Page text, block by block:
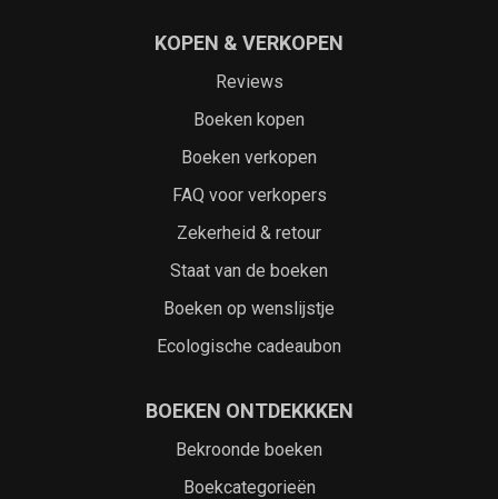
KOPEN & VERKOPEN
Reviews
Boeken kopen
Boeken verkopen
FAQ voor verkopers
Zekerheid & retour
Staat van de boeken
Boeken op wenslijstje
Ecologische cadeaubon
BOEKEN ONTDEKKKEN
Bekroonde boeken
Boekcategorieën